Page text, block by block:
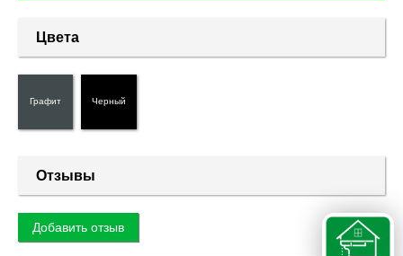
Цвета
Графит Черный
Отзывы
Добавить отзыв